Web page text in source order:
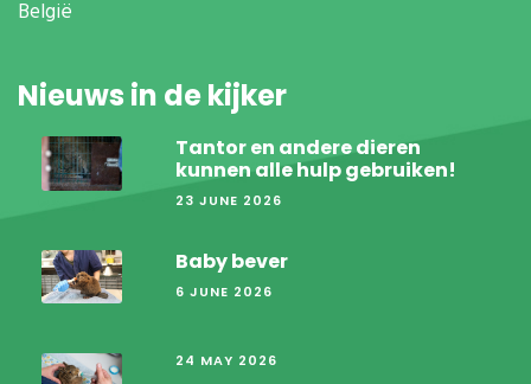
België
Nieuws in de kijker
Tantor en andere dieren
kunnen alle hulp gebruiken!
23 JUNE 2026
Baby bever
6 JUNE 2026
24 MAY 2026